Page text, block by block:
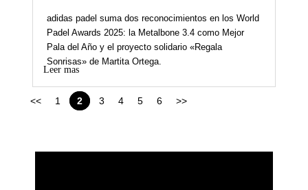
adidas padel suma dos reconocimientos en los World
Padel Awards 2025: la Metalbone 3.4 como Mejor
Pala del Año y el proyecto solidario «Regala
Sonrisas» de Martita Ortega.
Leer mas
<< 1 2 3 4 5 6 >>